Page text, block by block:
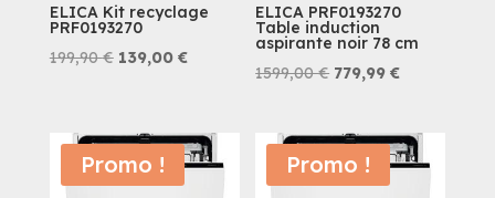
ELICA Kit recyclage
PRF0193270
199,90€ Le
était :
199,90 €.
139,00 €Le
est :
139,00 €.
ELICA PRF0193270
Table induction
aspirante noir 78 cm
1599,00€ Le
initial
était :
1599,00 €.
779,99€Le
actuel
est :
Promo ! Promo !